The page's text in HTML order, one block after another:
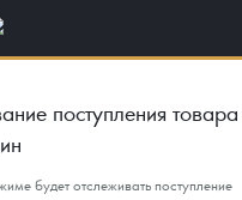
поступления товара
будет отслеживать поступление